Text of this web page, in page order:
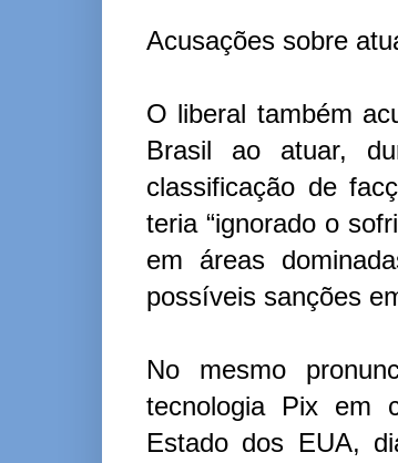
Acusações sobre
O liberal também
Brasil ao atuar,
classificação de
teria “ignorado o
em áreas
possíveis sanções
No mesmo
tecnologia Pix em
Estado dos EUA,